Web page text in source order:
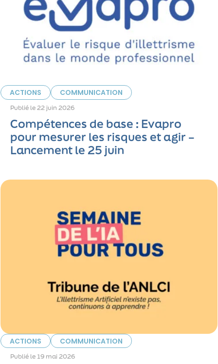
ACTIONS COMMUNICATION
Publié le22 juin 2026
Compétences de base : Evapro
pour mesurer les risques et agir –
Lancement le 25 juin
ACTIONS COMMUNICATION
Publié le 19 mai 2026